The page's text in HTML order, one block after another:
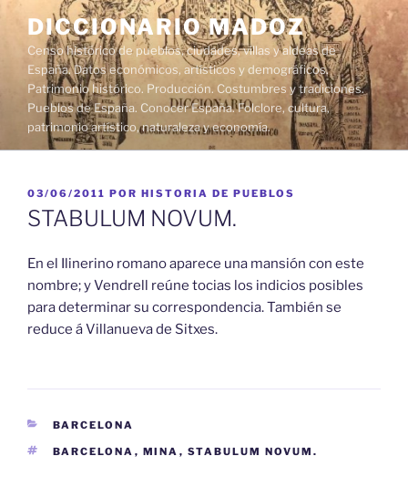
contenido
DICCIONARIO MADOZ
Censo histórico de pueblos, ciudades, villas y aldeas de
España. Datos económicos, artísticos y demográficos.
Patrimonio histórico. Producción. Costumbres y tradiciones.
Pueblos de España. Conocer España. Folclore, cultura,
patrimonio artístico, naturaleza y economía.
PUBLICADO
EL
03/06/2011 POR HISTORIA DE PUEBLOS
STABULUM NOVUM.
En el Ilinerino romano aparece una mansión con este
nombre; y Vendrell reúne tocias los indicios posibles
para determinar su correspondencia. También se
reduce á Villanueva de Sitxes.
CATEGORÍAS
BARCELONA
ETIQUETAS
BARCELONA , MINA , STABULUM NOVUM.